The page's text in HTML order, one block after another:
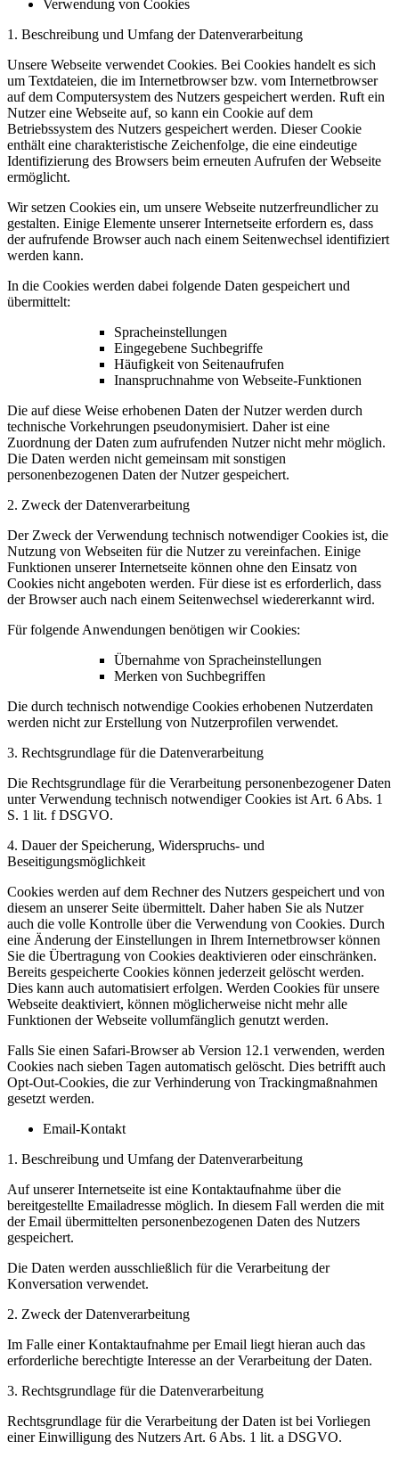
Verwendung von Cookies
1. Beschreibung und Umfang der Datenverarbeitung
Unsere Webseite verwendet Cookies. Bei Cookies handelt es sich
um Textdateien, die im Internetbrowser bzw. vom Internetbrowser
auf dem Computersystem des Nutzers gespeichert werden. Ruft ein
Nutzer eine Webseite auf, so kann ein Cookie auf dem
Betriebssystem des Nutzers gespeichert werden. Dieser Cookie
enthält eine charakteristische Zeichenfolge, die eine eindeutige
Identifizierung des Browsers beim erneuten Aufrufen der Webseite
ermöglicht.
Wir setzen Cookies ein, um unsere Webseite nutzerfreundlicher zu
gestalten. Einige Elemente unserer Internetseite erfordern es, dass
der aufrufende Browser auch nach einem Seitenwechsel identifiziert
werden kann.
In die Cookies werden dabei folgende Daten gespeichert und
übermittelt:
Spracheinstellungen
Eingegebene Suchbegriffe
Häufigkeit von Seitenaufrufen
Inanspruchnahme von Webseite-Funktionen
Die auf diese Weise erhobenen Daten der Nutzer werden durch
technische Vorkehrungen pseudonymisiert. Daher ist eine
Zuordnung der Daten zum aufrufenden Nutzer nicht mehr möglich.
Die Daten werden nicht gemeinsam mit sonstigen
personenbezogenen Daten der Nutzer gespeichert.
2. Zweck der Datenverarbeitung
Der Zweck der Verwendung technisch notwendiger Cookies ist, die
Nutzung von Webseiten für die Nutzer zu vereinfachen. Einige
Funktionen unserer Internetseite können ohne den Einsatz von
Cookies nicht angeboten werden. Für diese ist es erforderlich, dass
der Browser auch nach einem Seitenwechsel wiedererkannt wird.
Für folgende Anwendungen benötigen wir Cookies:
Übernahme von Spracheinstellungen
Merken von Suchbegriffen
Die durch technisch notwendige Cookies erhobenen Nutzerdaten
werden nicht zur Erstellung von Nutzerprofilen verwendet.
3. Rechtsgrundlage für die Datenverarbeitung
Die Rechtsgrundlage für die Verarbeitung personenbezogener Daten
unter Verwendung technisch notwendiger Cookies ist Art. 6 Abs. 1
S. 1 lit. f DSGVO.
4. Dauer der Speicherung, Widerspruchs- und
Beseitigungsmöglichkeit
Cookies werden auf dem Rechner des Nutzers gespeichert und von
diesem an unserer Seite übermittelt. Daher haben Sie als Nutzer
auch die volle Kontrolle über die Verwendung von Cookies. Durch
eine Änderung der Einstellungen in Ihrem Internetbrowser können
Sie die Übertragung von Cookies deaktivieren oder einschränken.
Bereits gespeicherte Cookies können jederzeit gelöscht werden.
Dies kann auch automatisiert erfolgen. Werden Cookies für unsere
Webseite deaktiviert, können möglicherweise nicht mehr alle
Funktionen der Webseite vollumfänglich genutzt werden.
Falls Sie einen Safari-Browser ab Version 12.1 verwenden, werden
Cookies nach sieben Tagen automatisch gelöscht. Dies betrifft auch
Opt-Out-Cookies, die zur Verhinderung von Trackingmaßnahmen
gesetzt werden.
Email-Kontakt
1. Beschreibung und Umfang der Datenverarbeitung
Auf unserer Internetseite ist eine Kontaktaufnahme über die
bereitgestellte Emailadresse möglich. In diesem Fall werden die mit
der Email übermittelten personenbezogenen Daten des Nutzers
gespeichert.
Die Daten werden ausschließlich für die Verarbeitung der
Konversation verwendet.
2. Zweck der Datenverarbeitung
Im Falle einer Kontaktaufnahme per Email liegt hieran auch das
erforderliche berechtigte Interesse an der Verarbeitung der Daten.
3. Rechtsgrundlage für die Datenverarbeitung
Rechtsgrundlage für die Verarbeitung der Daten ist bei Vorliegen
einer Einwilligung des Nutzers Art. 6 Abs. 1 lit. a DSGVO.